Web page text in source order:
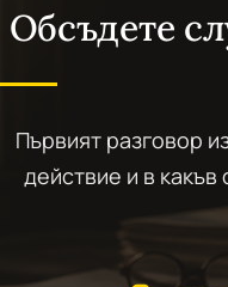
Обсъдете
Първият разговор
действие и в